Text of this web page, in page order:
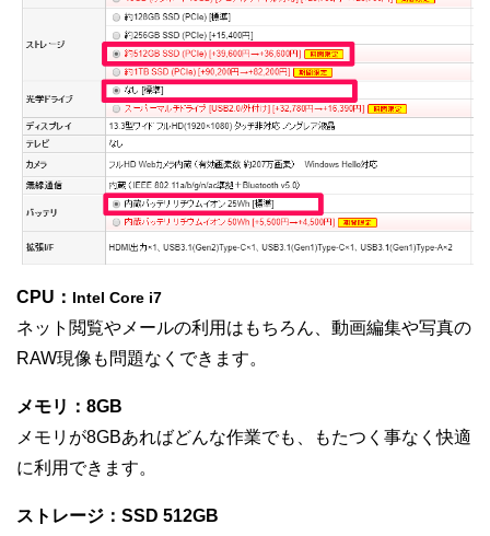
CPU： Intel Core i7
ネット閲覧やメールの利用はもちろん、動画編集や写真の
RAW現像も問題なくできます。
メモリ：8GB
メモリが8GBあればどんな作業でも、もたつく事なく快適
に利用できます。
ストレージ：SSD 512GB